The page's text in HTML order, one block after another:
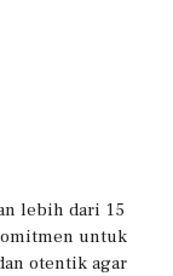
lebih dari 15
untuk
otentik agar